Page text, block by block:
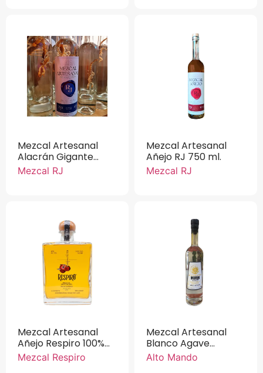
Mezcal Artesanal
Alacrán Gigante
100% Agave
Cupreata RJ 750 ml.
Mezcal RJ
Mezcal Artesanal
Añejo RJ 750 ml.
Mezcal RJ
Mezcal Artesanal
Añejo Respiro 100%
agave cupreata 750
ml
Mezcal Respiro
Mezcal Artesanal
Blanco Agave
Cupreata Alto
Mando 100% Natural
Alto Mando